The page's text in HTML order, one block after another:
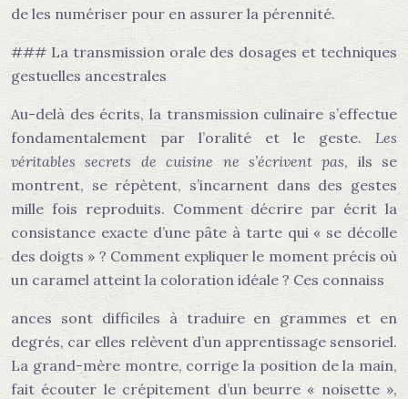
de les numériser pour en assurer la pérennité.
### La transmission orale des dosages et techniques
gestuelles ancestrales
Au-delà des écrits, la transmission culinaire s’effectue
fondamentalement par l’oralité et le geste. Les
véritables secrets de cuisine ne s’écrivent pas, ils se
montrent, se répètent, s’incarnent dans des gestes
mille fois reproduits. Comment décrire par écrit la
consistance exacte d’une pâte à tarte qui « se décolle
des doigts » ? Comment expliquer le moment précis où
un caramel atteint la coloration idéale ? Ces connaiss
ances sont difficiles à traduire en grammes et en
degrés, car elles relèvent d’un apprentissage sensoriel.
La grand-mère montre, corrige la position de la main,
fait écouter le crépitement d’un beurre « noisette »,